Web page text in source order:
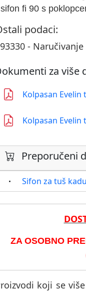
fi 90 s
podaci:
-
za više
Kolpasan
Kolpasan
Preporučeni
Sifon za tuš
ZA OSOBNO
koji se